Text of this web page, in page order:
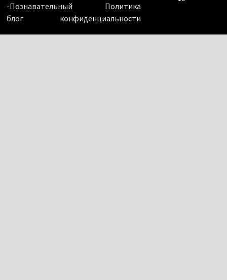
-Познавательный
блог
Политика
конфиденциальности